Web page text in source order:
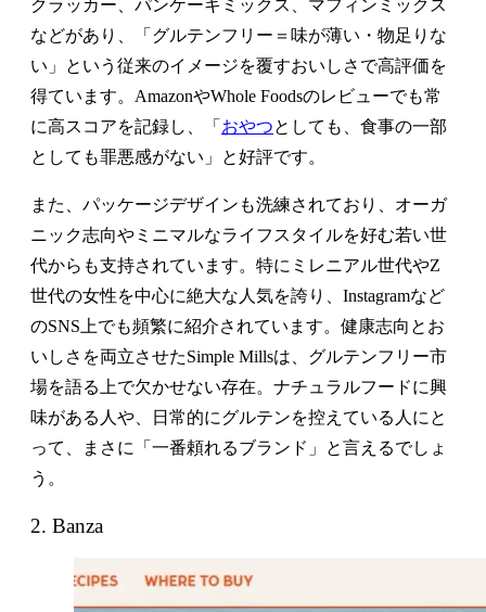
クラッカー、パンケーキミックス、マフィンミックス
などがあり、「グルテンフリー＝味が薄い・物足りな
い」という従来のイメージを覆すおいしさで高評価を
得ています。AmazonやWhole Foodsのレビューでも常
に高スコアを記録し、「 おやつとしても、食事の一部
としても罪悪感がない」と好評です。
また、パッケージデザインも洗練されており、オーガ
ニック志向やミニマルなライフスタイルを好む若い世
代からも支持されています。特にミレニアル世代やZ
世代の女性を中心に絶大な人気を誇り、Instagramなど
のSNS上でも頻繁に紹介されています。健康志向とお
いしさを両立させたSimple Millsは、グルテンフリー市
場を語る上で欠かせない存在。ナチュラルフードに興
味がある人や、日常的にグルテンを控えている人にと
って、まさに「一番頼れるブランド」と言えるでしょ
う。
2. Banza